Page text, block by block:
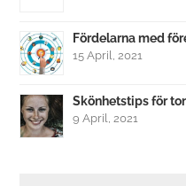
Fördelarna med
15 April, 2021
Skönhetstips för
9 April, 2021